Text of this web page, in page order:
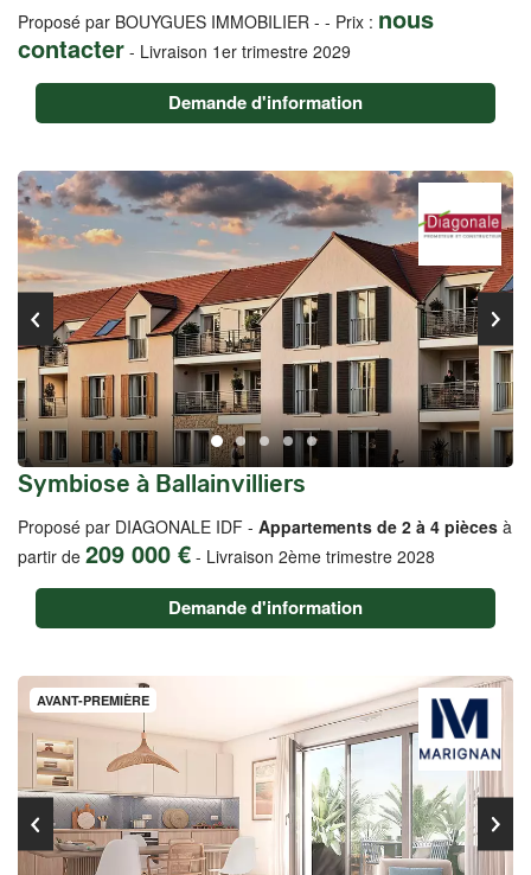
Proposé par BOUYGUES IMMOBILIER - - Prix : nous
contacter - Livraison 1er trimestre 2029
Demande d'information
Symbiose à Ballainvilliers
Proposé par DIAGONALE IDF - Appartements de 2 à 4 pièces à
partir de 209 000 € - Livraison 2ème trimestre 2028
Demande d'information
AVANT-PREMIÈRE